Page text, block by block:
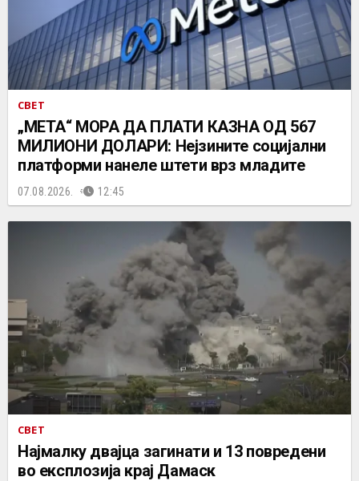
СВЕТ
„МЕТА“ МОРА ДА ПЛАТИ КАЗНА ОД 567
МИЛИОНИ ДОЛАРИ: Нејзините социјални
платформи нанеле штети врз младите
07.08.2026. 12:45
СВЕТ
Најмалку двајца загинати и 13 повредени
во експлозија крај Дамаск